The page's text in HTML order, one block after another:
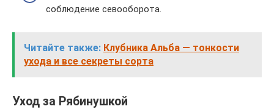
соблюдение севооборота.
Читайте также: Клубника Альба — тонкости
ухода и все секреты сорта
Уход за Рябинушкой